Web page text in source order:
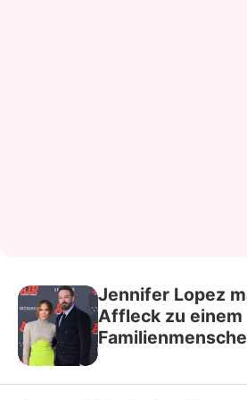
Jennifer Lopez
Affleck zu einem